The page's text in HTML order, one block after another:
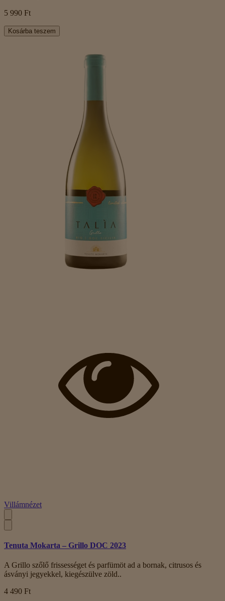
5 990 Ft
Kosárba teszem
Villámnézet
Tenuta Mokarta – Grillo DOC 2023
A Grillo szőlő frissességet és parfümöt ad a bornak, citrusos és
ásványi jegyekkel, kiegészülve zöld..
4 490 Ft